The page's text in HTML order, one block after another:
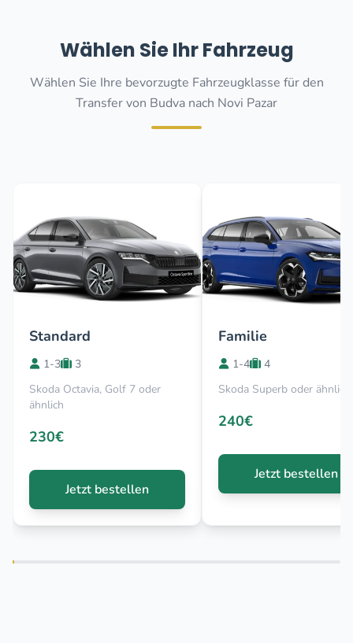
Wählen Sie Ihr Fahrzeug
Wählen Sie Ihre bevorzugte Fahrzeugklasse für den
Transfer von Budva nach Novi Pazar
Standard
1-3
3
Skoda Octavia, Golf 7 oder
ähnlich
230€
Jetzt bestellen
Familie
1-4
4
Skoda Superb oder ähnlich
240€
Jetzt bestellen